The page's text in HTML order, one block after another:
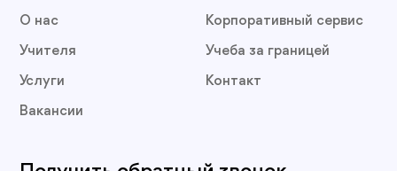
О нас
Учителя
Услуги
Вакансии
Корпоративный сервис
Учеба за границей
Контакт